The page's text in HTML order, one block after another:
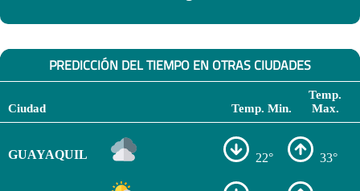
PREDICCIÓN DEL TIEMPO EN OTRAS CIUDADES
Ciudad Temp. Min.
Temp.
Max.
GUAYAQUIL 22° 33°